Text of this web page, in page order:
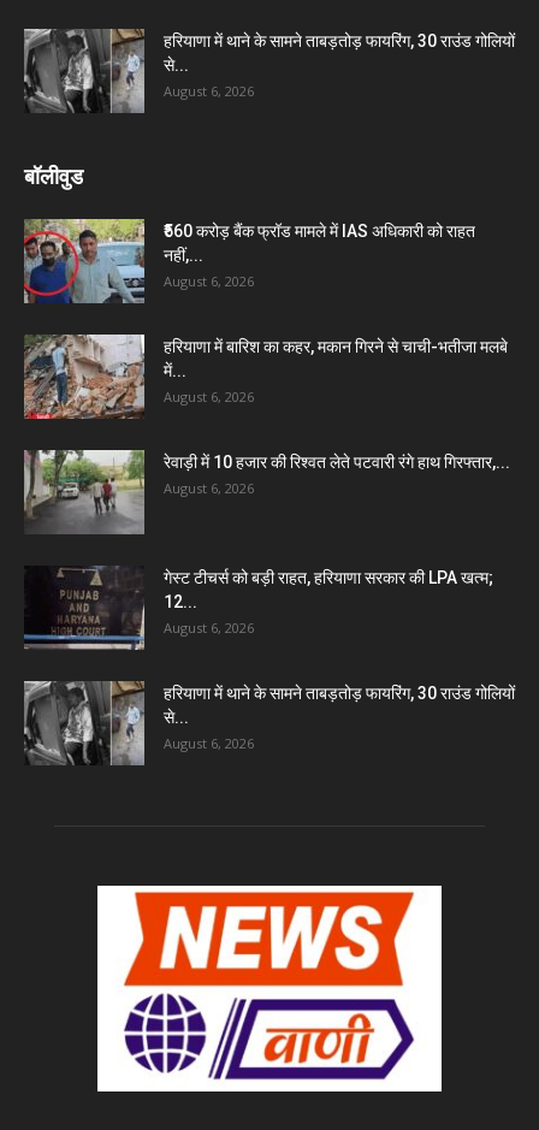
हरियाणा में थाने के सामने ताबड़तोड़ फायरिंग, 30 राउंड गोलियों
से...
August 6, 2026
बॉलीवुड
₹560 करोड़ बैंक फ्रॉड मामले में IAS अधिकारी को राहत
नहीं,...
August 6, 2026
हरियाणा में बारिश का कहर, मकान गिरने से चाची-भतीजा मलबे
में...
August 6, 2026
रेवाड़ी में 10 हजार की रिश्वत लेते पटवारी रंगे हाथ गिरफ्तार,...
August 6, 2026
गेस्ट टीचर्स को बड़ी राहत, हरियाणा सरकार की LPA खत्म;
12...
August 6, 2026
हरियाणा में थाने के सामने ताबड़तोड़ फायरिंग, 30 राउंड गोलियों
से...
August 6, 2026